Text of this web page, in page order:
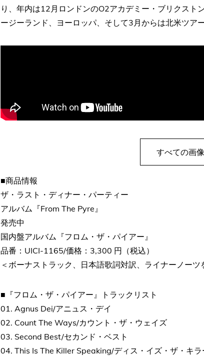
り、年内は12月ロンドンのO2アカデミー・ブリクス
ージーランド、ヨーロッパ、そして3月からは北米ツア
すべての画
■商品情報
ザ・ラスト・ディナー・パーティー
アルバム『From The Pyre』
発売中
国内盤アルバム『フロム・ザ・パイアー』
品番：UICI-1165/価格：3,300 円（税込）
＜ボーナストラック、日本語歌詞対訳、ライナーノーツ
■『フロム・ザ・パイアー』トラックリスト
01. Agnus Dei/アニュス・デイ
02. Count The Ways/カウント・ザ・ウェイズ
03. Second Best/セカンド・ベスト
04. This Is The Killer Speaking/ディス・イズ・ザ・キ